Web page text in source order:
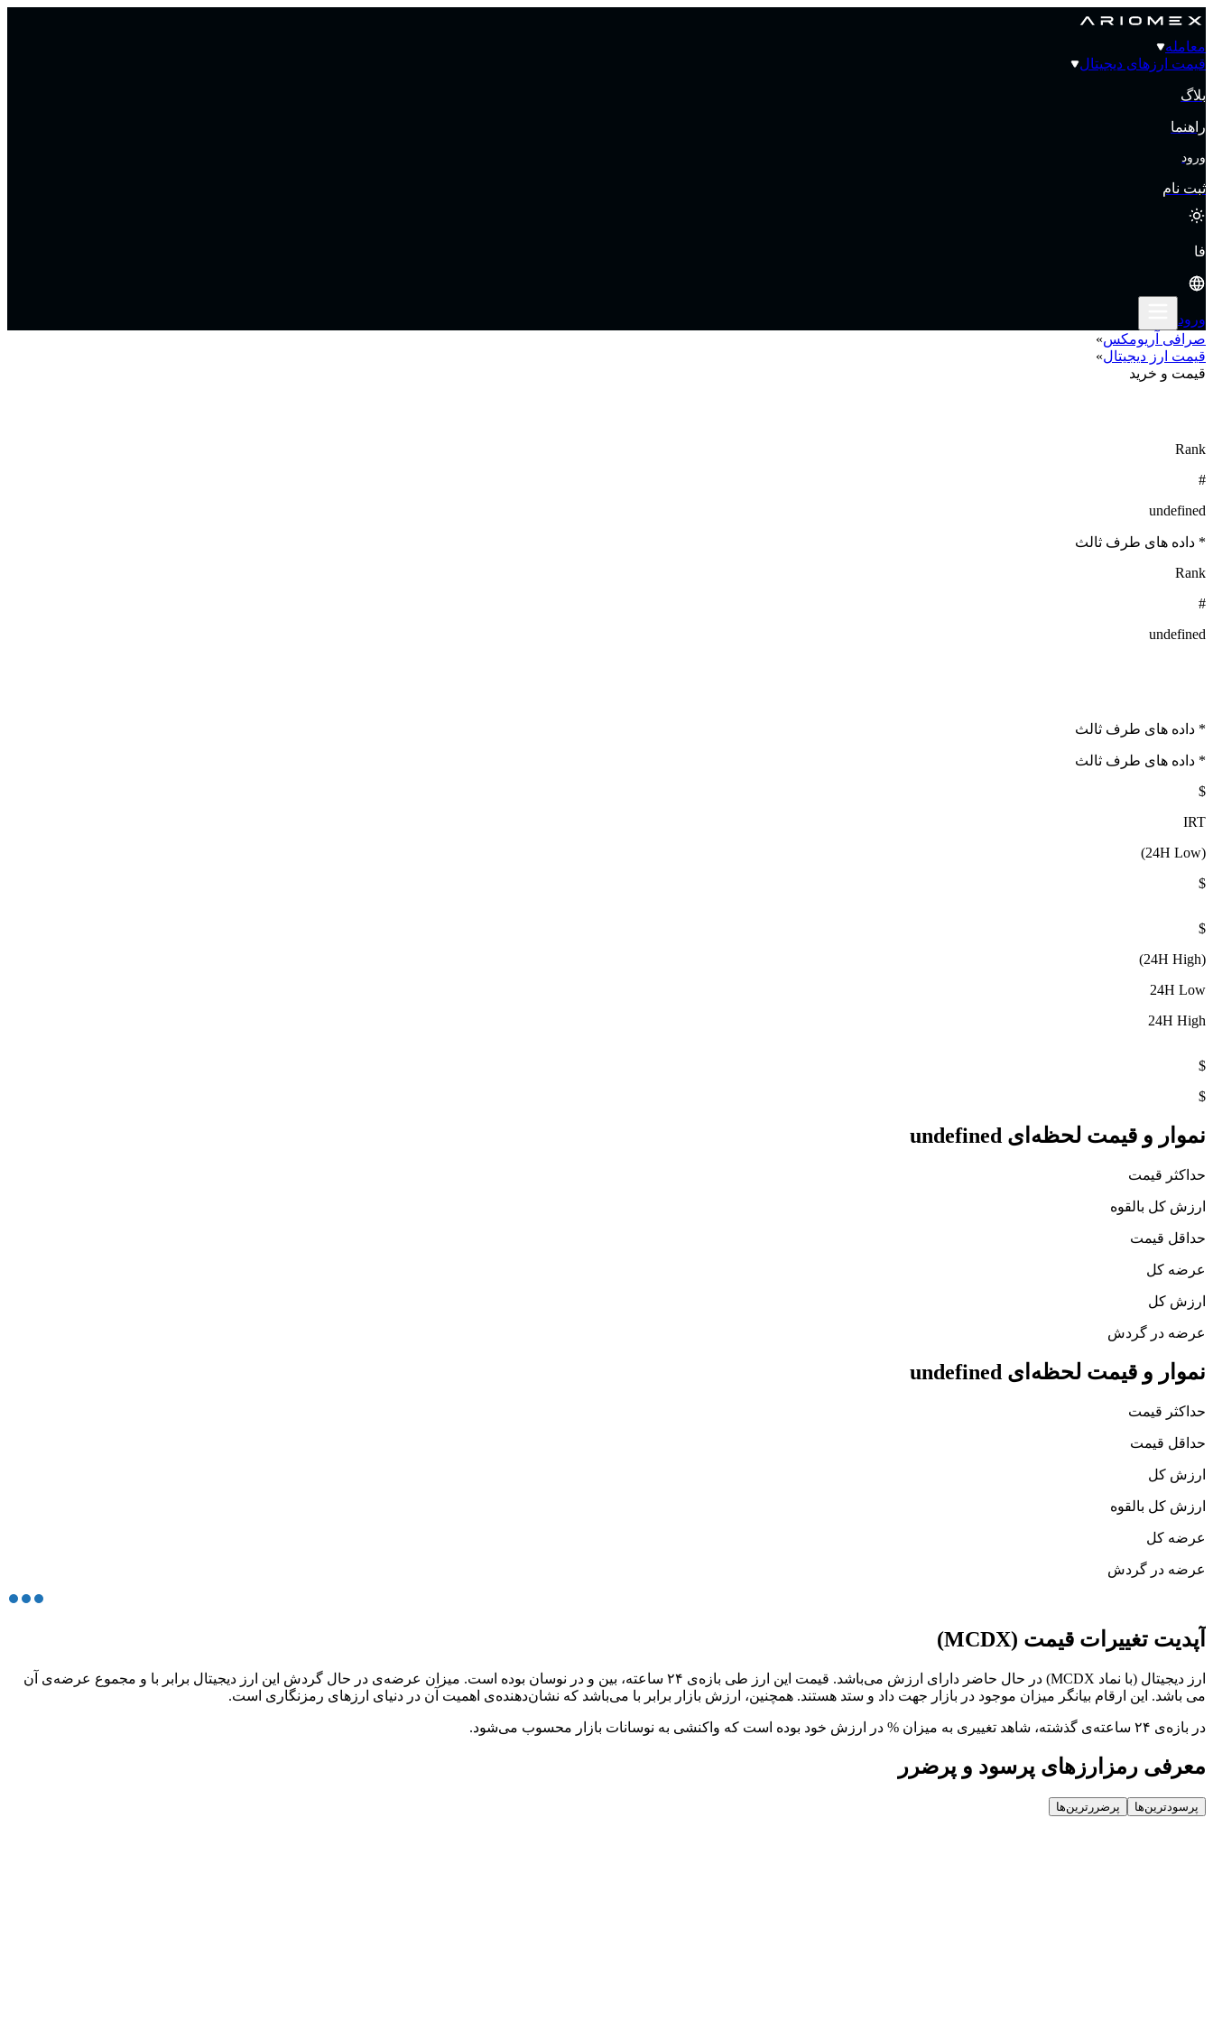
معامله
قیمت‌ ارزهای دیجیتال
بلاگ
راهنما
ورود
ثبت نام
فا
ورود
صرافی آریومکس»
قیمت‌ ارز دیجیتال»
قیمت و خرید
Rank
#
undefined
* داده های طرف ثالث
Rank
#
undefined
* داده های طرف ثالث
* داده های طرف ثالث
$
IRT
(24H Low)
$
$
(24H High)
24H Low
24H High
$
$
نموار و قیمت لحظه‌ای undefined
حداکثر قیمت
ارزش کل بالقوه
حداقل قیمت
عرضه کل
ارزش کل
عرضه در گردش
نموار و قیمت لحظه‌ای undefined
حداکثر قیمت
حداقل قیمت
ارزش کل
ارزش کل بالقوه
عرضه کل
عرضه در گردش
آپدیت تغییرات قیمت (MCDX)
ارز دیجیتال (با نماد MCDX) در حال حاضر دارای ارزش می‌باشد. قیمت این ارز طی بازه‌ی ۲۴ ساعته، بین و در نوسان بوده است. میزان عرضه‌ی در حال گردش این ارز دیجیتال برابر با و مجموع عرضه‌ی آن
می باشد. این ارقام بیانگر میزان موجود در بازار جهت داد و ستد هستند. همچنین، ارزش بازار برابر با می‌باشد که نشان‌دهنده‌ی اهمیت آن در دنیای ارزهای رمزنگاری است.
در بازه‌ی ۲۴ ساعته‌ی گذشته، شاهد تغییری به میزان % در ارزش خود بوده است که واکنشی به نوسانات بازار محسوب می‌شود.
معرفی رمزارزهای پرسود و پرضرر
پرسودترین‌ها پرضررترین‌ها